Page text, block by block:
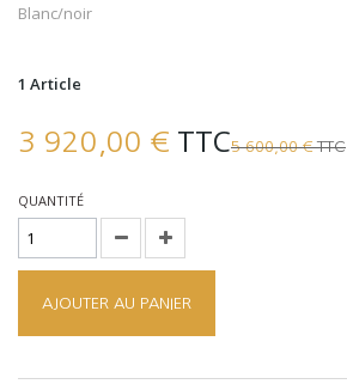
Blanc/noir
1 Article
3 920,00 € TTC5 600,00 €TTC
QUANTITÉ
AJOUTER AU PANIER